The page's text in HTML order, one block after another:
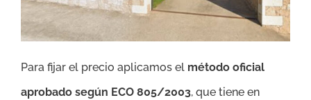
Para fijar el precio aplicamos el método oficial
aprobado según ECO 805/2003, que tiene en